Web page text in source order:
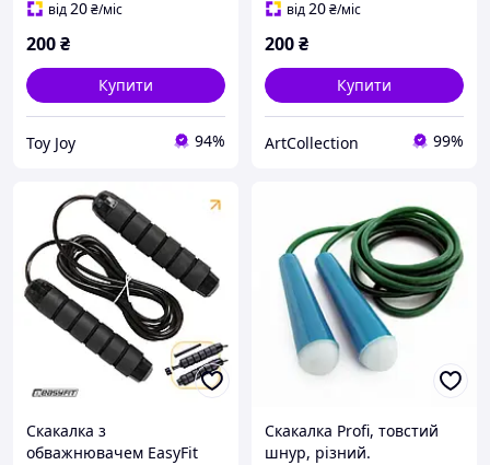
від20₴/міс
200₴
Купити
Toy Joy 94%
від20₴/міс
200₴
Купити
ArtСollection 99%
Скакалка з
обважнювачем EasyFit
Скакалка Profi, товстий
шнур, різний.